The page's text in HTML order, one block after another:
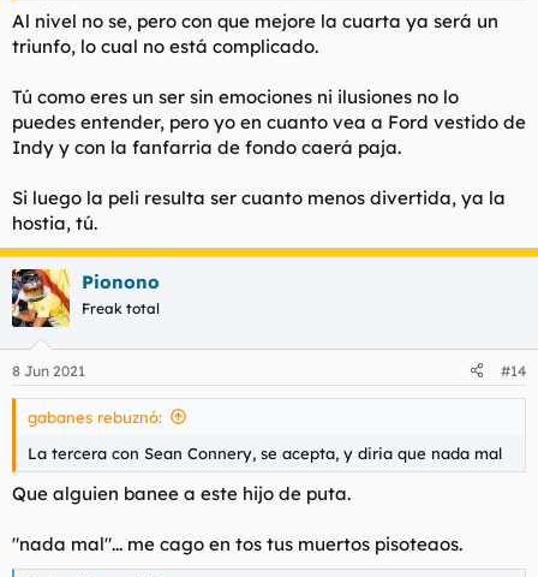
Al nivel no se, pero con que mejore la cuarta ya será un
triunfo, lo cual no está complicado.
Tú como eres un ser sin emociones ni ilusiones no lo
puedes entender, pero yo en cuanto vea a Ford vestido de
Indy y con la fanfarria de fondo caerá paja.
Si luego la peli resulta ser cuanto menos divertida, ya la
hostia, tú.
Pionono
Freak total
8 Jun 2021 #14
gabanes rebuznó:
La tercera con Sean Connery, se acepta, y diria que nada mal
Que alguien banee a este hijo de puta.
"nada mal"... me cago en tos tus muertos pisoteaos.